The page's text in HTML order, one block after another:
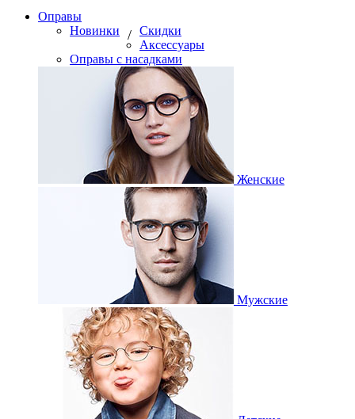
Оправы
Новинки
/ Скидки
Аксессуары
Оправы с насадками
Женские
Мужские